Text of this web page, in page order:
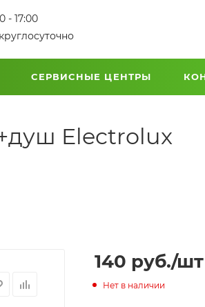
- 17:00
СЕРВИСНЫЕ ЦЕНТРЫ
Electrolux
140 руб./шт
Нет в наличии